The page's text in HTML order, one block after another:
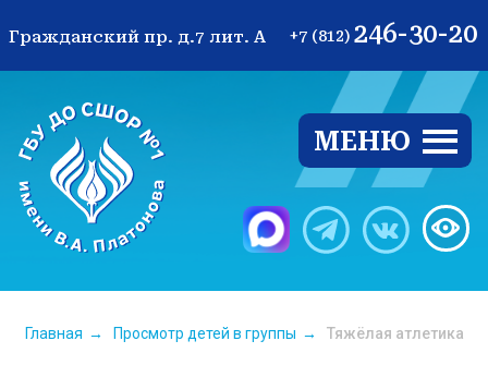
Гражданский пр. д.7 лит. А
Главная → Просмотр детей в группы → Тяжёлая атлетика